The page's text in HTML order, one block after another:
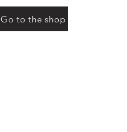
Go to the shop